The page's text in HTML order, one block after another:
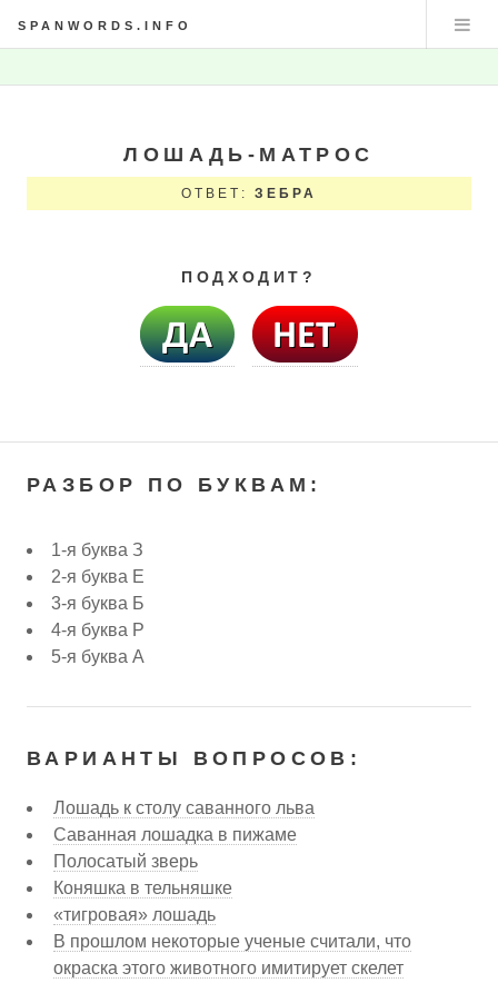
SPANWORDS.INFO
ЛОШАДЬ-МАТРОС
ОТВЕТ:ЗЕБРА
ПОДХОДИТ?
РАЗБОР ПО БУКВАМ:
1-я буква З
2-я буква Е
3-я буква Б
4-я буква Р
5-я буква А
ВАРИАНТЫ ВОПРОСОВ:
Лошадь к столу саванного льва
Саванная лошадка в пижаме
Полосатый зверь
Коняшка в тельняшке
«тигровая» лошадь
В прошлом некоторые ученые считали, что
окраска этого животного имитирует скелет